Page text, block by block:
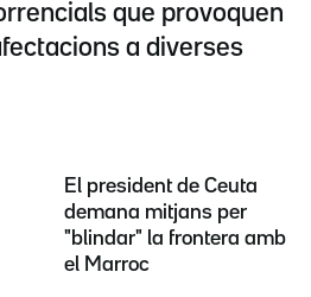
que provoquen
a diverses
El president de Ceuta
demana mitjans per
"blindar" la frontera amb
el Marroc